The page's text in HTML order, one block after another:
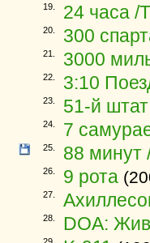
19. 24 часа /
20. 300
21. 3000
22. 3:10
23. 51-й
24. 7
25. 88 минут
26. 9 рота
27.
28. DOA: